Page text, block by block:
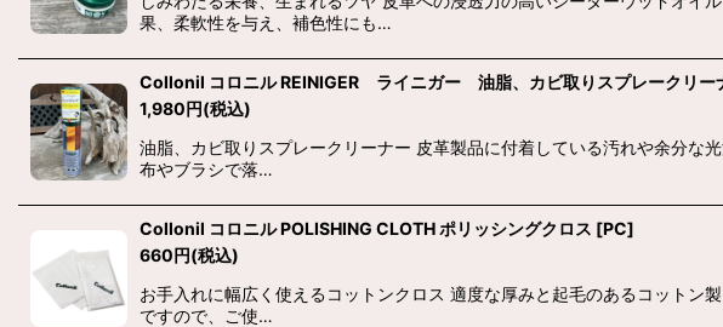
果、柔軟性を与え、補色性にも…
Collonil コロニル REINIGER ライニガー 油脂、カビ取りスプレークリー
1,980円(税込)
油脂、カビ取りスプレークリーナー 皮革製品に付着している汚れや余分な
布やブラシで落…
Collonil コロニル POLISHING CLOTH ポリッシングクロス [PC]
660円(税込)
お手入れに幅広く使えるコットンクロス 適度な厚みと起毛のあるコットン
ですので、ご使…